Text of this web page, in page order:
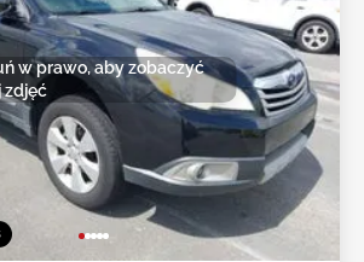
w prawo, aby zobaczyć
zdjęć